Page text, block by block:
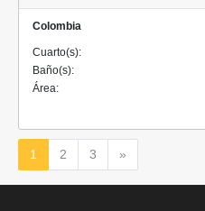
Colombia
Cuarto(s):
Baño(s):
Área:
1 2 3 »